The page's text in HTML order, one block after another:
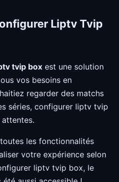
Liptv Tvip
tvip box est une solution
vos besoins en
regarder des matchs
séries, configurer liptv tvip
les fonctionnalités
votre expérience selon
liptv tvip box, le